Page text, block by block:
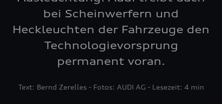
bei Scheinwerfern und
Heckleuchten der Fahrzeuge den
Technologievorsprung
permanent voran.
Text: Bernd Zerelles - Fotos: AUDI AG - Lesezeit: 4 min